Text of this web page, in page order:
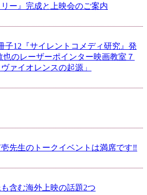
ー』完成と上映会のご案内
子12『サイレントコメディ研究』発
也のレーザーポインター映画教室７
ァイオレンスの起源」
先生のトークイベントは満席です‼
含む海外上映の話題2つ